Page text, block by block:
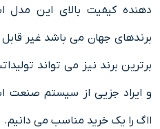
دهنده کیفیت بالای این مدل
برندهای جهان می باشد غیر
برترین برند نیز می تواند
و ایراد جزیی از سیستم صنعت
ااگ را یک خرید مناسب می دانیم.